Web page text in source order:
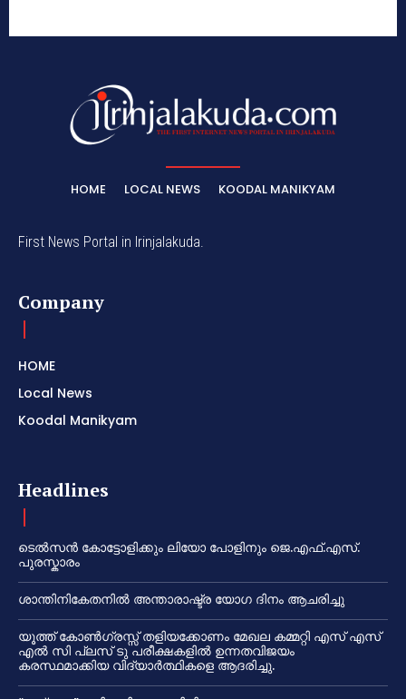
HOME LOCAL NEWS KOODAL MANIKYAM
First News Portal in Irinjalakuda.
Company
HOME
Local News
Koodal Manikyam
Headlines
ടെൽസൻ കോട്ടോളിക്കും ലിയോ പോളിനും ജെ.എഫ്.എസ്.
പുരസ്കാരം
ശാന്തിനികേതനിൽ അന്താരാഷ്ട്ര യോഗ ദിനം ആചരിച്ചു
യൂത്ത് കോൺഗ്രസ്സ് തളിയക്കോണം മേഖല കമ്മറ്റി എസ് എസ്
എൽ സി പ്ലസ് ടു പരീക്ഷകളിൽ ഉന്നതവിജയം
കരസ്ഥമാക്കിയ വിദ്യാർത്ഥികളെ ആദരിച്ചു.